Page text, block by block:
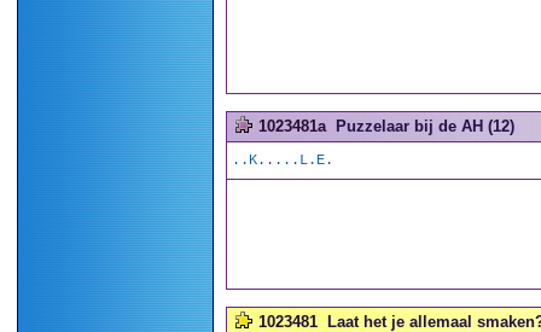
1023481a Puzzelaar bij de AH (12)
..K.....L.E.
1023481 Laat het je allemaal